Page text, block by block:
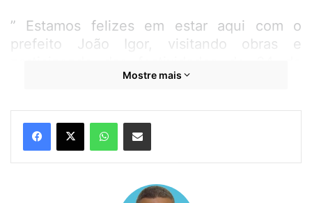
” Estamos felizes em estar aqui com o
prefeito João Igor, visitando obras e
município. Parabéns ao prefeito João Igor
população. Deixo aqui os meus parabéns e
reafirmo o meu compromisso em sempre
ajudar nas demandas do município. É uma
Mostre mais